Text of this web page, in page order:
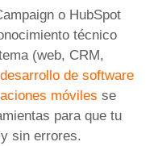
o HubSpot
técnico
(web, CRM,
desarrollo de software
móviles se
para que tu
sin errores.